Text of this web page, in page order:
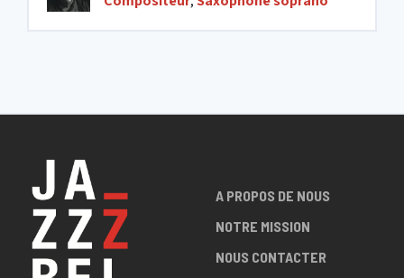
A PROPOS DE NOUS
NOTRE MISSION
NOUS CONTACTER